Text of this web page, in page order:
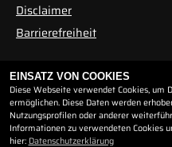
Disclaimer
Barrierefreiheit
ÖFFNUNGSZEITEN
Montag:
Dienstag:
EINSATZ VON COOKIES
Diese Webseite verwendet Cookies, um
ermöglichen. Diese Daten werden
Nutzungsprofilen oder anderer
Informationen zu verwendeten Cookies
hier: Datenschutzerklärung